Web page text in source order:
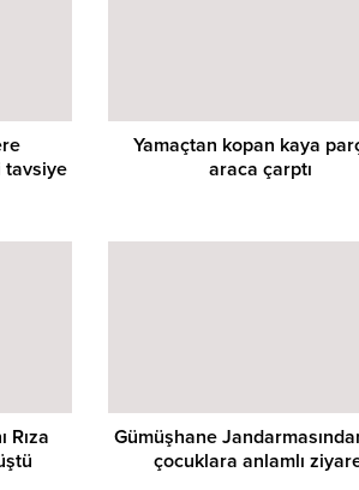
tavsiye
Yamaçtan kopan kaya
araca çarptı
Rıza
Gümüşhane
çocuklara anlamlı